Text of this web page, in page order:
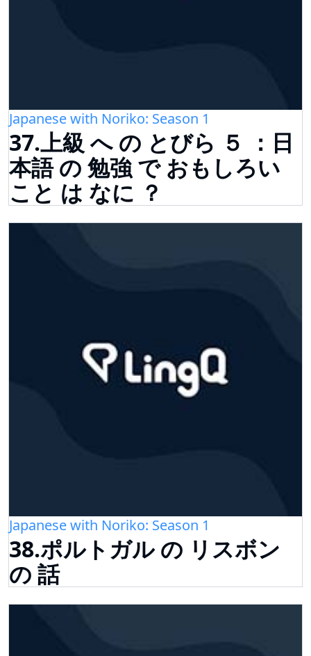
Japanese with Noriko: Season 1
37.上級 へ の とびら ５ ：日
本語 の 勉強 で おもしろい
こと は なに ？
Japanese with Noriko: Season 1
38.ポルトガル の リスボン
の 話